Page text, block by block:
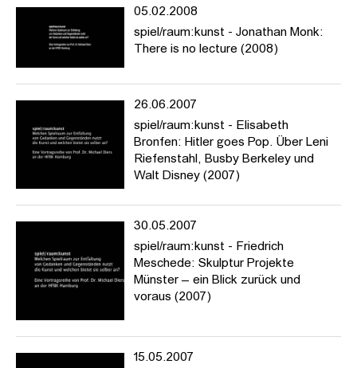
05.02.2008
spiel/raum:kunst - Jonathan Monk:
There is no lecture (2008)
26.06.2007
spiel/raum:kunst - Elisabeth
Bronfen: Hitler goes Pop. Über Leni
Riefenstahl, Busby Berkeley und
Walt Disney (2007)
30.05.2007
spiel/raum:kunst - Friedrich
Meschede: Skulptur Projekte
Münster – ein Blick zurück und
voraus (2007)
15.05.2007